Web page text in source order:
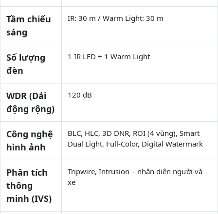
Tầm chiếu
sáng
IR: 30 m / Warm Light: 30 m
Số lượng
đèn
1 IR LED + 1 Warm Light
WDR (Dải
động rộng)
120 dB
Công nghệ
hình ảnh
BLC, HLC, 3D DNR, ROI (4 vùng), Smart
Dual Light, Full-Color, Digital Watermark
Phân tích
thông
minh (IVS)
Tripwire, Intrusion – nhận diện người và
xe